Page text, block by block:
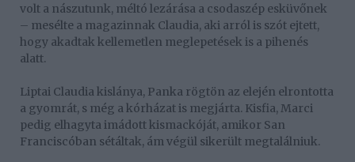
volt a nászutunk, méltó lezárása a csodaszép esküvőnek
– mesélte a magazinnak Claudia, aki arról is szót ejtett,
hogy akadtak kellemetlen meglepetések is a pihenés
alatt.
Liptai Claudia kislánya, Panka rögtön az elején elrontotta
a gyomrát, s még a kórházat is megjárta. Kisfia, Marci
pedig elhagyta imádott kismackóját, amikor San
Franciscóban sétáltak, ám végül sikerült megtalálniuk.